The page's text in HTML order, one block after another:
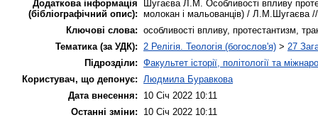
Додаткова інформація
(бібліографічний опис):
Шугаєва Л.М. Особливості впливу
молокан і мальованців) / Л.М.Шугаєва
Ключові слова: особливості впливу, протестантизм,
Тематика (за УДК):
2 Релігія. Теологія (богослов'я) > 27
Підрозділи: Факультет історії, політології та
Користувач, що депонує:
Людмила Буравкова
Дата внесення:
10 Січ 2022 10:11
Останні зміни:
10 Січ 2022 10:11